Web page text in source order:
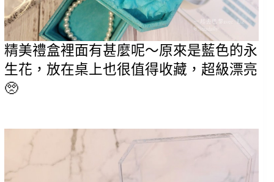
精美禮盒裡面有甚麼呢～原來是藍色的永
生花，放在桌上也很值得收藏，超級漂亮
🥺